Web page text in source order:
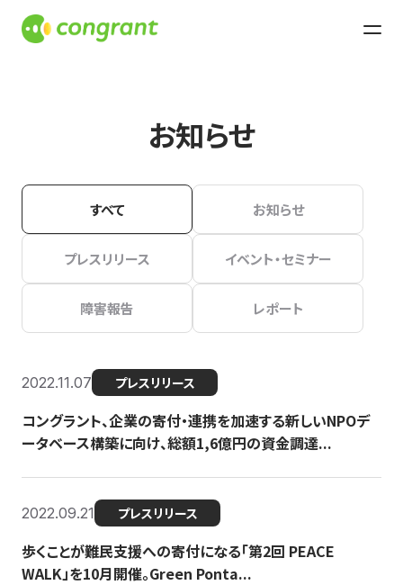
お知らせ
すべて お知らせ
プレスリリース イベント・セミナー
障害報告 レポート
2022.11.07 プレスリリース
コングラント、企業の寄付・連携を加速する新しいNPOデ
ータベース構築に向け、総額1,6億円の資金調達...
2022.09.21 プレスリリース
歩くことが難民支援への寄付になる「第2回 PEACE
WALK」を10月開催。Green Ponta...